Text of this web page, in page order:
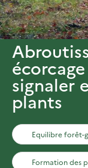
signaler
plants
Equilibre forêt-
Formation des